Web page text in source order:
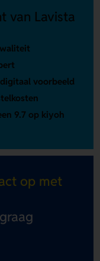
van Lavista
voorbeeld
9.7 op kiyoh
op met